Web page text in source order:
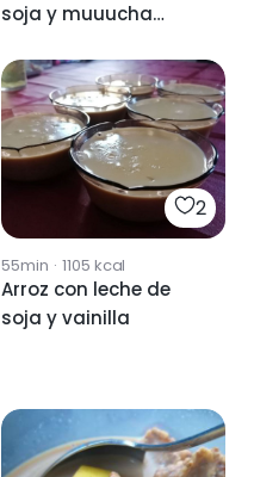
soja y muuucha
2
55min · 1105 kcal
Arroz con leche de
soja y vainilla